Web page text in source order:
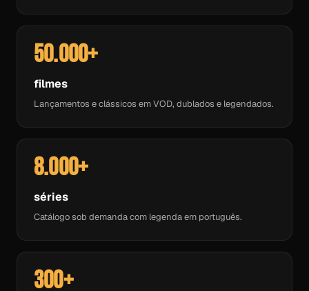
50.000+
filmes
Lançamentos e clássicos em VOD, dublados e legendados.
8.000+
séries
Catálogo sob demanda com legenda em português.
300+